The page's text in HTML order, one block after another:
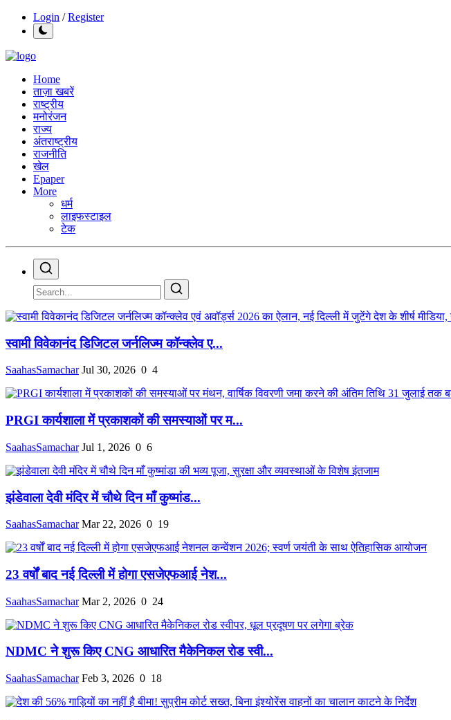
Login /Register
Home
ताज़ा खबरें
राष्ट्रीय
मनोरंजन
राज्य
अंतराष्ट्रीय
राजनीति
खेल
Epaper
More
धर्म
लाइफस्टाइल
टेक
स्वामी विवेकानंद डिजिटल जर्नलिज्म कॉन्क्लेव ए...
SaahasSamachar Jul 30, 2026 0 4
PRGI कार्यशाला में प्रकाशकों की समस्याओं पर म...
SaahasSamachar Jul 1, 2026 0 6
झंडेवाला देवी मंदिर में चौथे दिन माँ कुष्मांड...
SaahasSamachar Mar 22, 2026 0 19
23 वर्षों बाद नई दिल्ली में होगा एसजेएफआई नेश...
SaahasSamachar Mar 2, 2026 0 24
NDMC ने शुरू किए CNG आधारित मैकेनिकल रोड स्वी...
SaahasSamachar Feb 3, 2026 0 18